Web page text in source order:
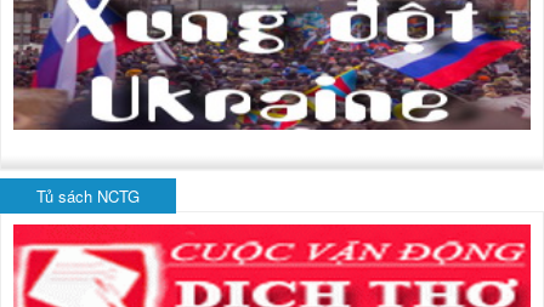
Tủ sách NCTG